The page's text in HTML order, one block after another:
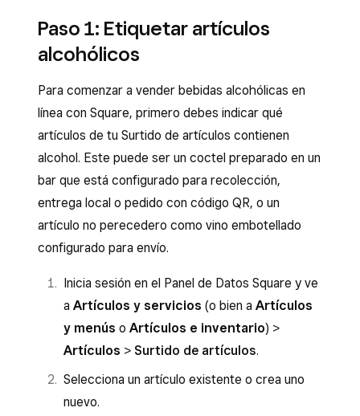
Paso 1: Etiquetar artículos
alcohólicos
Para comenzar a vender bebidas alcohólicas en
línea con Square, primero debes indicar qué
artículos de tu Surtido de artículos contienen
alcohol. Este puede ser un coctel preparado en un
bar que está configurado para recolección,
entrega local o pedido con código QR, o un
artículo no perecedero como vino embotellado
configurado para envío.
Inicia sesión en el Panel de Datos Square y ve
a Artículos y servicios (o bien a Artículos
y menús o Artículos e inventario) >
Artículos > Surtido de artículos.
Selecciona un artículo existente o crea uno
nuevo.